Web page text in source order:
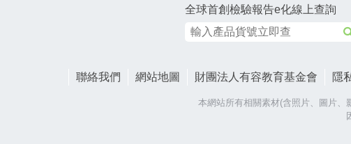
全球首創檢驗報告e化線上查詢
聯絡我們 網站地圖 財團法人有容教育基金會 隱
本網站所有相關素材(含照片、圖片